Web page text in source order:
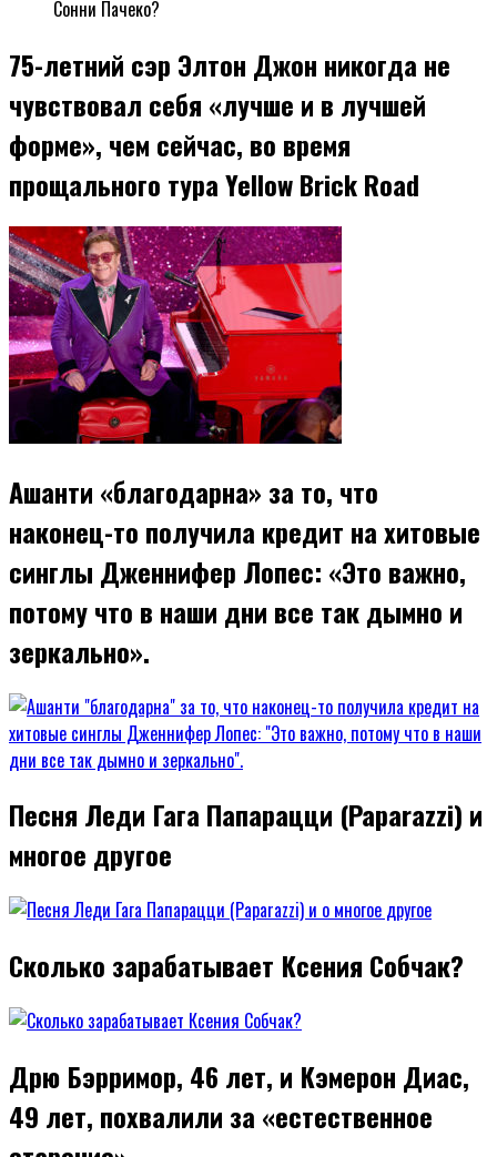
Сонни Пачеко?
75-летний сэр Элтон Джон никогда не
чувствовал себя «лучше и в лучшей
форме», чем сейчас, во время
прощального тура Yellow Brick Road
Ашанти «благодарна» за то, что
наконец-то получила кредит на хитовые
синглы Дженнифер Лопес: «Это важно,
потому что в наши дни все так дымно и
зеркально».
Песня Леди Гага Папарацци (Paparazzi) и
многое другое
Сколько зарабатывает Ксения Собчак?
Дрю Бэрримор, 46 лет, и Кэмерон Диас,
49 лет, похвалили за «естественное